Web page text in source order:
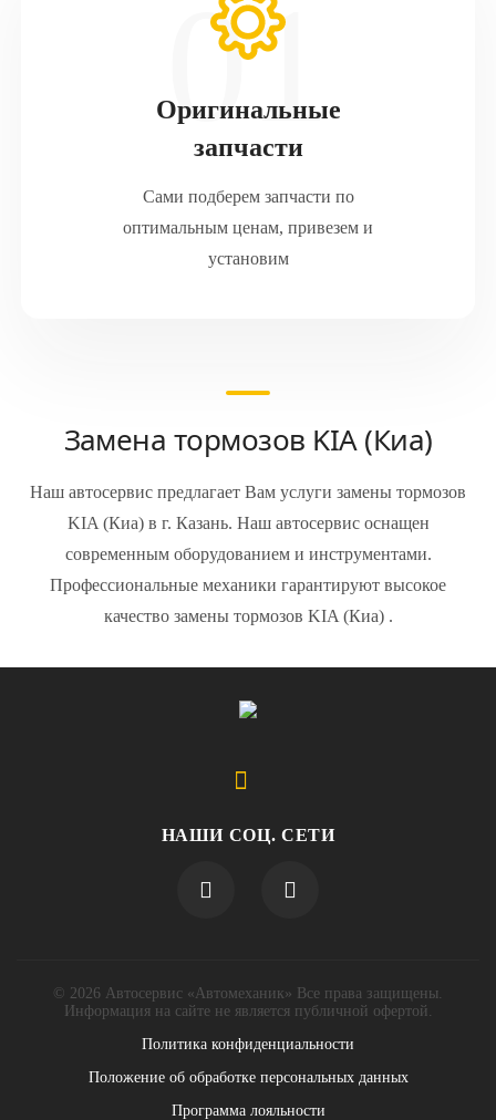
Оригинальные
запчасти
Сами подберем запчасти по
оптимальным ценам, привезем и
установим
Замена тормозов KIA (Киа)
Наш автосервис предлагает Вам услуги замены тормозов
KIA (Киа) в г. Казань. Наш автосервис оснащен
современным оборудованием и инструментами.
Профессиональные механики гарантируют высокое
качество замены тормозов KIA (Киа) .
НАШИ СОЦ. СЕТИ
© 2026 Автосервис «Автомеханик» Все права защищены.
Информация на сайте не является публичной офертой.
Политика конфиденциальности
Положение об обработке персональных данных
Программа лояльности